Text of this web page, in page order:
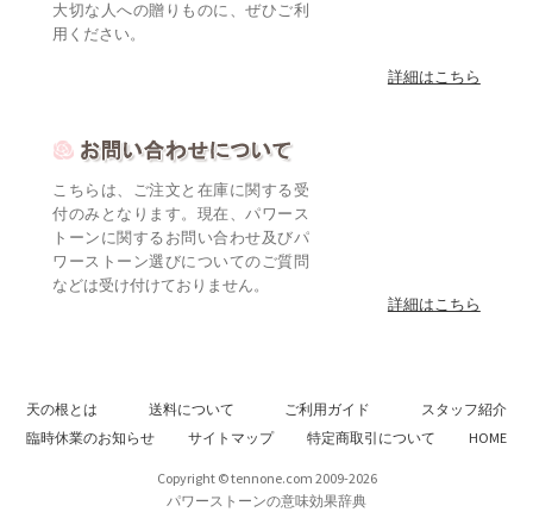
大切な人への贈りものに、ぜひご利
用ください。
詳細はこちら
こちらは、ご注文と在庫に関する受
付のみとなります。現在、パワース
トーンに関するお問い合わせ及びパ
ワーストーン選びについてのご質問
などは受け付けておりません。
詳細はこちら
天の根とは 送料について ご利用ガイド
スタッフ紹介
臨時休業のお知らせ
サイトマップ 特定商取引について HOME
Copyright © tennone.com 2009-2026
パワーストーンの意味効果辞典